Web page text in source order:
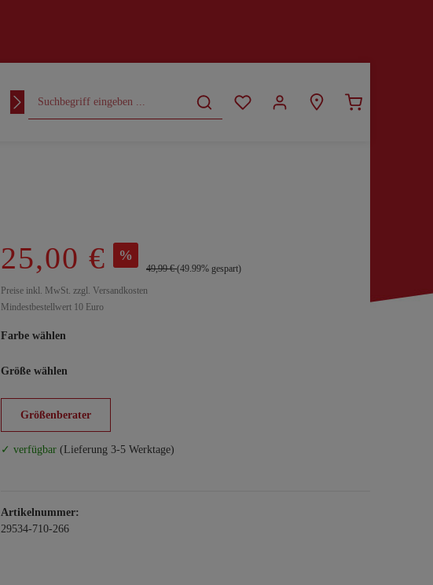
OUTFITS CURVY
25,00 € %
49,99 €(49.99% gespart)
Preise inkl. MwSt. zzgl. Versandkosten
Mindestbestellwert 10 Euro
Farbe wählen
Größe wählen
Größenberater
✓ verfügbar (Lieferung 3-5 Werktage)
Artikelnummer:
29534-710-266